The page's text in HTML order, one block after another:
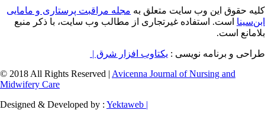
متعلق به مجله مراقبت پرستاری و مامایی
غیرتجاری از مطالب وب سایت، با ذکر منبع
:یکتاوب افزار شرق |
© 2018 All Rights Reserved |Avicenna Journal
Designed & Developed by :